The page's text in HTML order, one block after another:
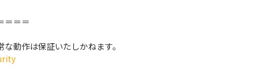
＝＝＝
動作は保証いたしかねます。